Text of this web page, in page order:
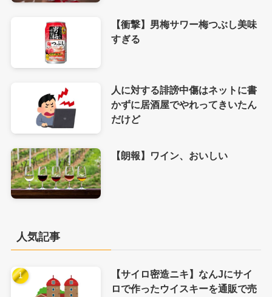
【衝撃】男梅サワー梅つぶし美味
すぎる
人に対する誹謗中傷はネットに書
かずに居酒屋でやれってきいたん
だけど
【朗報】ワイン、おいしい
人気記事
【サイロ密造ニキ】なんJにサイ
ロで作ったウイスキーを通販で売